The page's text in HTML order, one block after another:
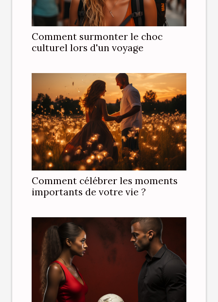
Comment surmonter le choc
culturel lors d'un voyage
Comment célébrer les moments
importants de votre vie ?